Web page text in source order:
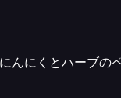
んにくとハーブの